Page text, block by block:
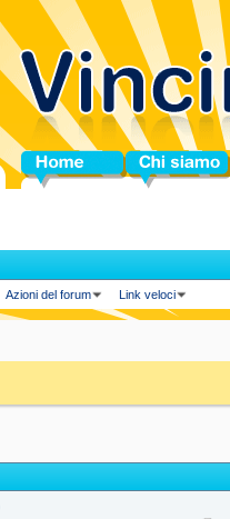
Home Chi siamo
Azioni del forum Link veloci